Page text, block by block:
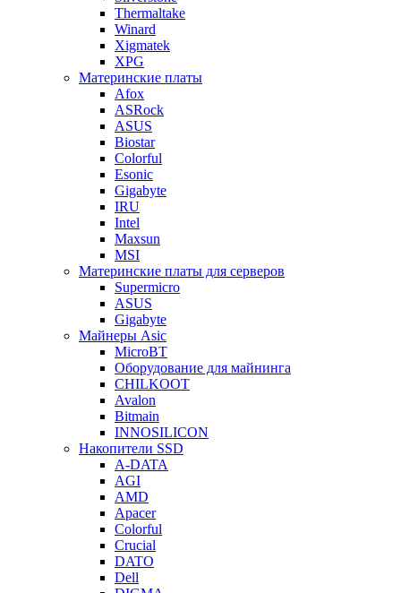
Thermaltake
Winard
Xigmatek
XPG
Материнские платы
Afox
ASRock
ASUS
Biostar
Colorful
Esonic
Gigabyte
IRU
Intel
Maxsun
MSI
Материнские платы для серверов
Supermicro
ASUS
Gigabyte
Майнеры Asic
MicroBT
Оборудование для майнинга
CHILKOOT
Avalon
Bitmain
INNOSILICON
Накопители SSD
A-DATA
AGI
AMD
Apacer
Colorful
Crucial
DATO
Dell